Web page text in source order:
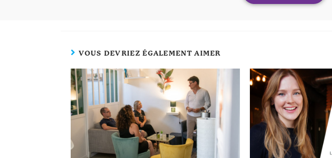
VOUS DEVRIEZ ÉGALEMENT AIMER